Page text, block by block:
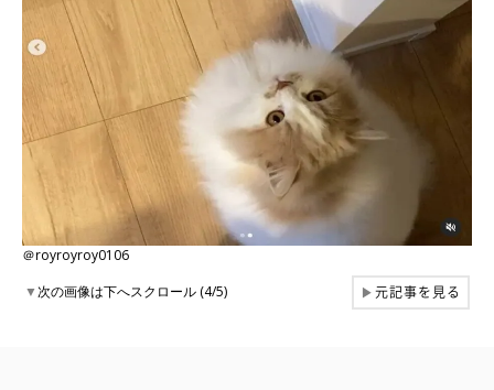
＠royroyroy0106
▼次の画像は下へスクロール (4/5) ▶元記事を見る